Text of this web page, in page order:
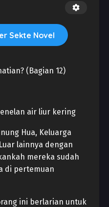
Sekte Novel
(Bagian 12)
air liur kering
Hua, Keluarga
lainnya dengan
mereka sudah
di pertemuan
ini berlarian untuk